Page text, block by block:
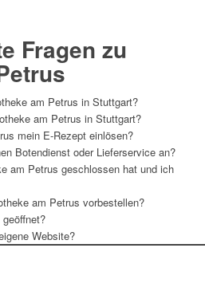
Fragen zu
am Petrus in Stuttgart?
am Petrus in Stuttgart?
mein E-Rezept einlösen?
Botendienst oder Lieferservice an?
am Petrus geschlossen hat und ich
am Petrus vorbestellen?
Website?